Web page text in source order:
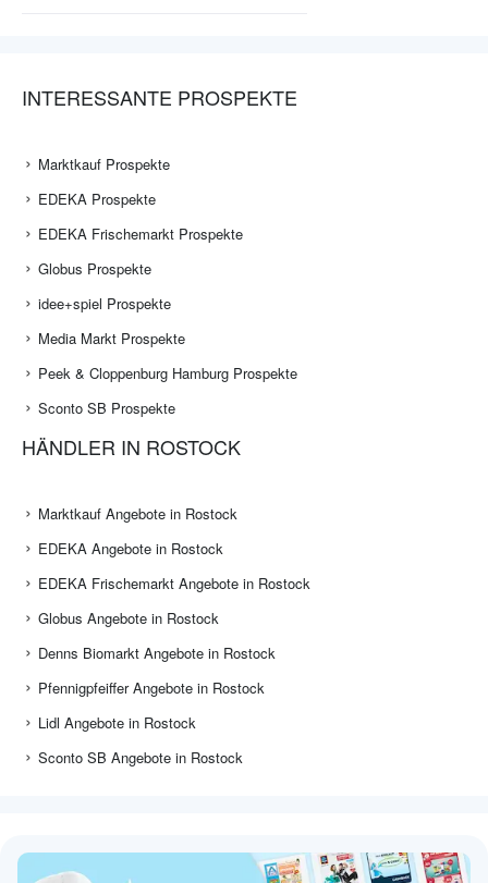
INTERESSANTE PROSPEKTE
Marktkauf Prospekte
EDEKA Prospekte
EDEKA Frischemarkt Prospekte
Globus Prospekte
idee+spiel Prospekte
Media Markt Prospekte
Peek & Cloppenburg Hamburg Prospekte
Sconto SB Prospekte
HÄNDLER IN ROSTOCK
Marktkauf Angebote in Rostock
EDEKA Angebote in Rostock
EDEKA Frischemarkt Angebote in Rostock
Globus Angebote in Rostock
Denns Biomarkt Angebote in Rostock
Pfennigpfeiffer Angebote in Rostock
Lidl Angebote in Rostock
Sconto SB Angebote in Rostock